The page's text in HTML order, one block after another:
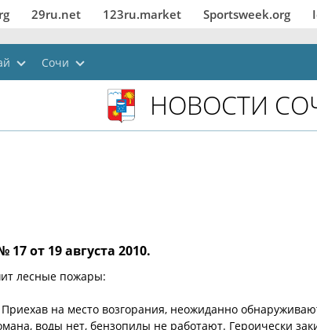
29ru.net 123ru.market Sportsweek.org
Сочи
НОВОСТИ
17 от 19 августа 2010.
лесные пожары:
на место возгорания, неожиданно
воды нет, бензопилы не работают. Героически